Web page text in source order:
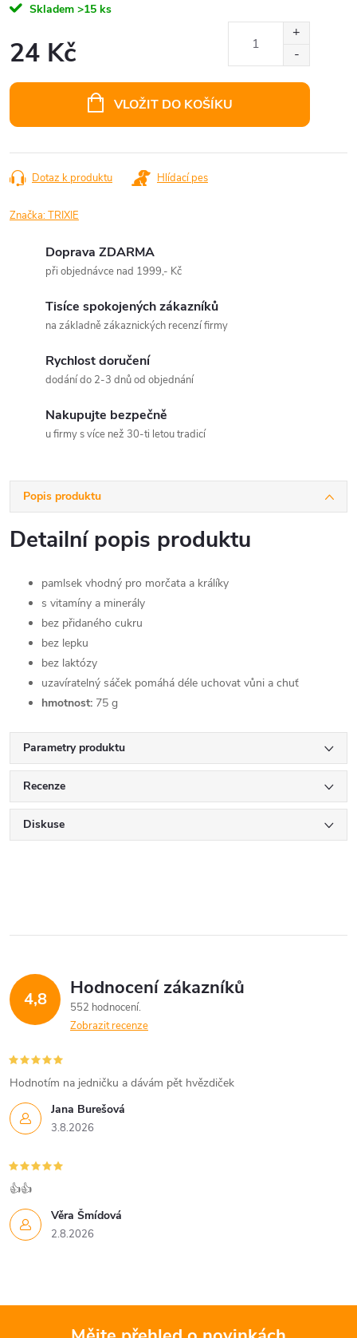
Skladem >15 ks
24 Kč
VLOŽIT DO KOŠÍKU
Dotaz k produktu Hlídací pes
Značka:TRIXIE
Doprava ZDARMA
při objednávce nad 1999,- Kč
Tisíce spokojených zákazníků
na základně zákaznických recenzí firmy
Rychlost doručení
dodání do 2-3 dnů od objednání
Nakupujte bezpečně
u firmy s více než 30-ti letou tradicí
Popis produktu
Detailní popis produktu
pamlsek vhodný pro morčata a králíky
s vitamíny a minerály
bez přidaného cukru
bez lepku
bez laktózy
uzavíratelný sáček pomáhá déle uchovat vůni a chuť
hmotnost: 75 g
Parametry produktu
Recenze
Diskuse
4,8 Hodnocení zákazníků
552 hodnocení
Zobrazit recenze
Jana Burešová
3.8.2026
Hodnotím na jedničku a dávám pět hvězdiček
Věra Šmídová
2.8.2026
👍👍